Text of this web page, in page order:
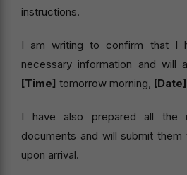
instructions.
I am writing to confirm that I
necessary information and
[Time] tomorrow morning, [Date]
I have also prepared all the
documents and will submit
upon arrival.